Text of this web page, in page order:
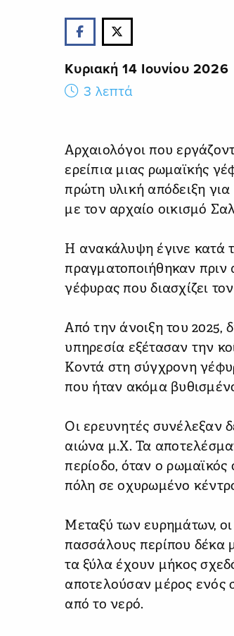
Κυριακή 14 Ιουνίου 2026
3 λεπτά
Αρχαιολόγοι που
ερείπια μιας ρωμαϊκής
πρώτη υλική απόδειξη
με τον αρχαίο οικισμό
Η ανακάλυψη έγινε κατά
πραγματοποιήθηκαν πριν
γέφυρας που διασχίζει
Από την άνοιξη του 2025,
υπηρεσία εξέτασαν την
Κοντά στη σύγχρονη
που ήταν ακόμα
Οι ερευνητές συνέλεξαν
αιώνα μ.Χ. Τα
περίοδο, όταν ο
πόλη σε οχυρωμένο
Μεταξύ των ευρημάτων, οι
πασσάλους περίπου δέκα
τα ξύλα έχουν μήκος
αποτελούσαν μέρος ενός
από το νερό.